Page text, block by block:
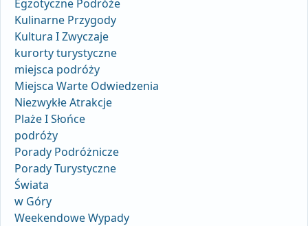
Egzotyczne Podróże
Kulinarne Przygody
Kultura I Zwyczaje
kurorty turystyczne
miejsca podróży
Miejsca Warte Odwiedzenia
Niezwykłe Atrakcje
Plaże I Słońce
podróży
Porady Podróżnicze
Porady Turystyczne
Świata
w Góry
Weekendowe Wypady